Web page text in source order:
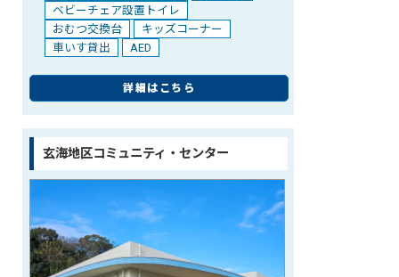
ベビーチェア設置トイレ
おむつ交換台
キッズコーナー
車いす貸出
AED
詳細はこちら
玄海地区コミュニティ・センター